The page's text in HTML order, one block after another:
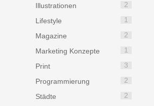
Illustrationen
2
Lifestyle
1
Magazine
2
Marketing Konzepte
1
Print
3
Programmierung
2
Städte
2